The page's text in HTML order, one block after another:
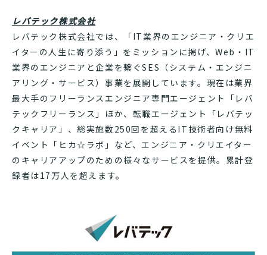
レバテック株式会社
レバテック株式会社では、「IT業界のエンジニア・クリエ
イターの人生に寄り添う」をミッションに掲げ、Web・IT
業界のエンジニアと企業を繋ぐSES（システム・エンジニ
アリング・サービス）事業を展開しています。現在は業界
最大手のフリーランスエンジニア専門エージェント「レバ
テックフリーランス」ほか、転職エージェント「レバテッ
クキャリア」、総実施数250回を超えるIT技術者向け無料
イベント「ヒカ☆ラボ」など、エンジニア・クリエイター
のキャリアアップのための様々なサービスを提供。累計登
録者は17万人を超えます。